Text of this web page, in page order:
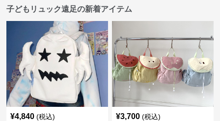
子どもリュック遠足の新着アイテム
¥4,840 (税込) ¥3,700 (税込)